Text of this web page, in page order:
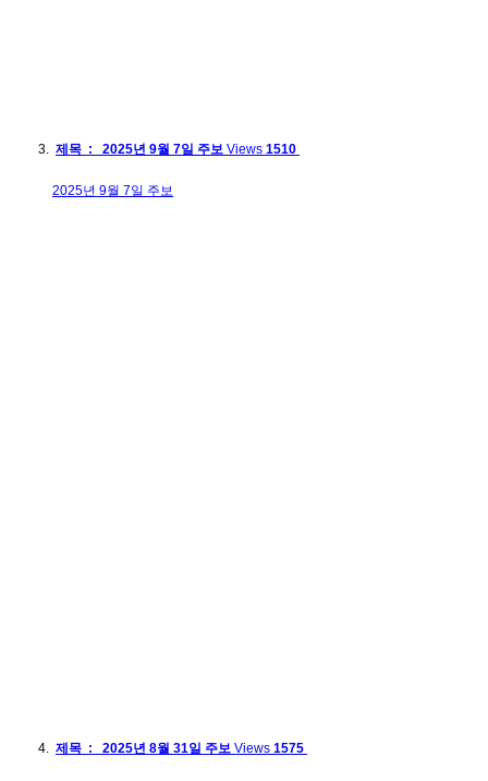
제목 : 2025년 9월 7일 주보 Views 1510
2025년 9월 7일 주보
제목 : 2025년 8월 31일 주보 Views 1575